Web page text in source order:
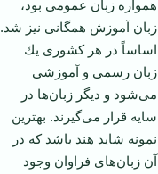
همواره زبان عمومی بود،
زبان آموزش همگانی نیز شد.
اساساً در هر كشوری یك
زبان رسمی و آموزشی
می‌شود و دیگر زبان‌ها در
سایه قرار می‌گیرند. بهترین
نمونه شاید هند باشد كه در
آن زبان‌های فراوان وجود